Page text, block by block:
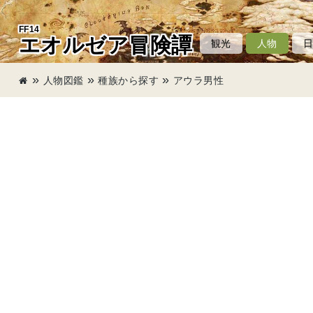
FF14
エオルゼア冒険譚 観光 人物
人物図鑑 種族から探す アウラ男性